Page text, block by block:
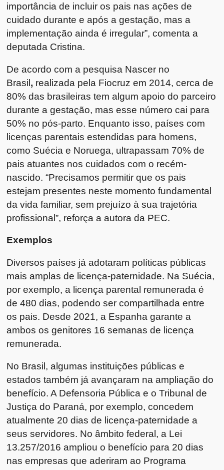
importância de incluir os pais nas ações de
cuidado durante e após a gestação, mas a
implementação ainda é irregular”, comenta a
deputada Cristina.
De acordo com a pesquisa Nascer no
Brasil, realizada pela Fiocruz em 2014, cerca de
80% das brasileiras tem algum apoio do parceiro
durante a gestação, mas esse número cai para
50% no pós-parto. Enquanto isso, países com
licenças parentais estendidas para homens,
como Suécia e Noruega, ultrapassam 70% de
pais atuantes nos cuidados com o recém-
nascido. “Precisamos permitir que os pais
estejam presentes neste momento fundamental
da vida familiar, sem prejuízo à sua trajetória
profissional”, reforça a autora da PEC.
Exemplos
Diversos países já adotaram políticas públicas
mais amplas de licença-paternidade. Na Suécia,
por exemplo, a licença parental remunerada é
de 480 dias, podendo ser compartilhada entre
os pais. Desde 2021, a Espanha garante a
ambos os genitores 16 semanas de licença
remunerada.
No Brasil, algumas instituições públicas e
estados também já avançaram na ampliação do
benefício. A Defensoria Pública e o Tribunal de
Justiça do Paraná, por exemplo, concedem
atualmente 20 dias de licença-paternidade a
seus servidores. No âmbito federal, a Lei
13.257/2016 ampliou o benefício para 20 dias
nas empresas que aderiram ao Programa